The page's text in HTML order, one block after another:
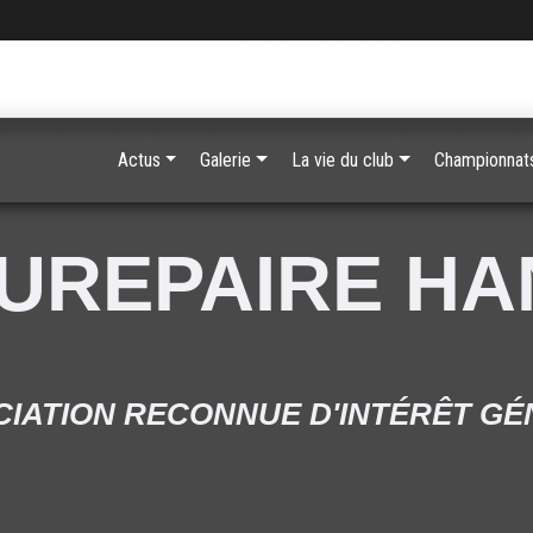
RECONNUE D'INTÉRÊT
Actus Galerie La vie du club